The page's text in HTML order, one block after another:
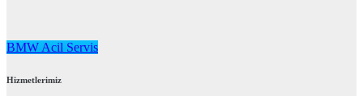
BMW Acil Servis
Hizmetlerimiz